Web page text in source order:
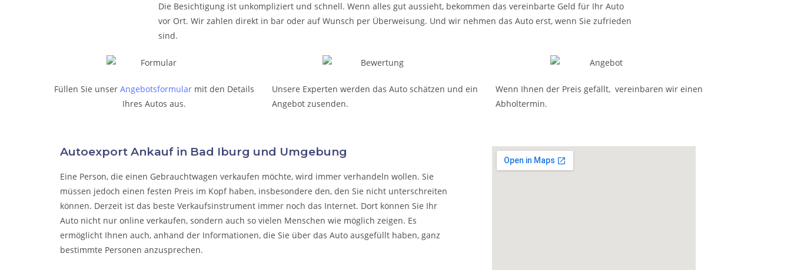
Die Besichtigung ist unkompliziert und schnell. Wenn alles gut aussieht, bekommen das vereinbarte Geld für Ihr Auto
vor Ort. Wir zahlen direkt in bar oder auf Wunsch per Überweisung. Und wir nehmen das Auto erst, wenn Sie zufrieden
sind.
Füllen Sie unser Angebotsformularmit den Details
Ihres Autos aus.
Unsere Experten werden das Auto schätzen und ein
Angebot zusenden.
Wenn Ihnen der Preis gefällt, vereinbaren wir einen
Abholtermin.
Autoexport Ankauf in Bad Iburg und Umgebung
Eine Person, die einen Gebrauchtwagen verkaufen möchte, wird immer verhandeln wollen. Sie
müssen jedoch einen festen Preis im Kopf haben, insbesondere den, den Sie nicht unterschreiten
können. Derzeit ist das beste Verkaufsinstrument immer noch das Internet. Dort können Sie Ihr
Auto nicht nur online verkaufen, sondern auch so vielen Menschen wie möglich zeigen. Es
ermöglicht Ihnen auch, anhand der Informationen, die Sie über das Auto ausgefüllt haben, ganz
bestimmte Personen anzusprechen.